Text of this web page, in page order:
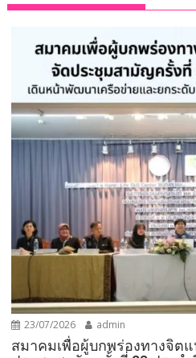
23/07/2026 admin
สมาคมเพื่อผู้บกพร่องทางจิตแ